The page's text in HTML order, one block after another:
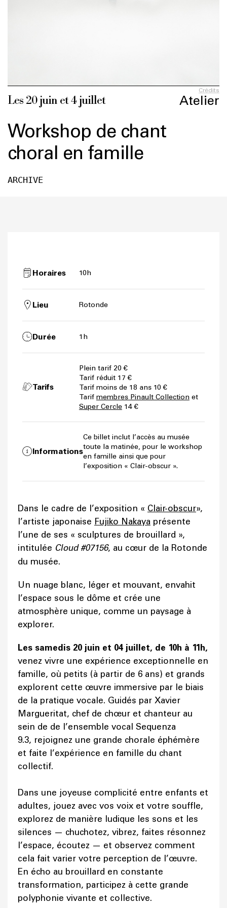
Crédits
Les 20 juin et 4 juillet Atelier
Workshop de chant
choral en famille
ARCHIVE
Horaires 10h
Lieu Rotonde
Durée 1h
Tarifs
Plein tarif 20 €
Tarif réduit 17 €
Tarif moins de 18 ans 10 €
Tarif membres Pinault Collectionet
Super Cercle14 €
Informations
Ce billet inclut l’accès au musée
toute la matinée, pour le workshop
en famille ainsi que pour
l’exposition « Clair-obscur ».
Dans le cadre de l’exposition « Clair-obscur»,
l’artiste japonaise Fujiko Nakaya présente
l’une de ses « sculptures de brouillard »,
intitulée Cloud #07156, au cœur de la Rotonde
du musée.
Un nuage blanc, léger et mouvant, envahit
l’espace sous le dôme et crée une
atmosphère unique, comme un paysage à
explorer.
Les samedis 20 juin et 04 juillet, de 10h à 11h,
venez vivre une expérience exceptionnelle en
famille, où petits (à partir de 6 ans) et grands
explorent cette œuvre immersive par le biais
de la pratique vocale. Guidés par Xavier
Margueritat, chef de chœur et chanteur au
sein de de l’ensemble vocal Sequenza
9.3, rejoignez une grande chorale éphémère
et faite l’expérience en famille du chant
collectif.
Dans une joyeuse complicité entre enfants et
adultes, jouez avec vos voix et votre souffle,
explorez de manière ludique les sons et les
silences — chuchotez, vibrez, faites résonnez
l’espace, écoutez — et observez comment
cela fait varier votre perception de l’œuvre.
En écho au brouillard en constante
transformation, participez à cette grande
polyphonie vivante et collective.